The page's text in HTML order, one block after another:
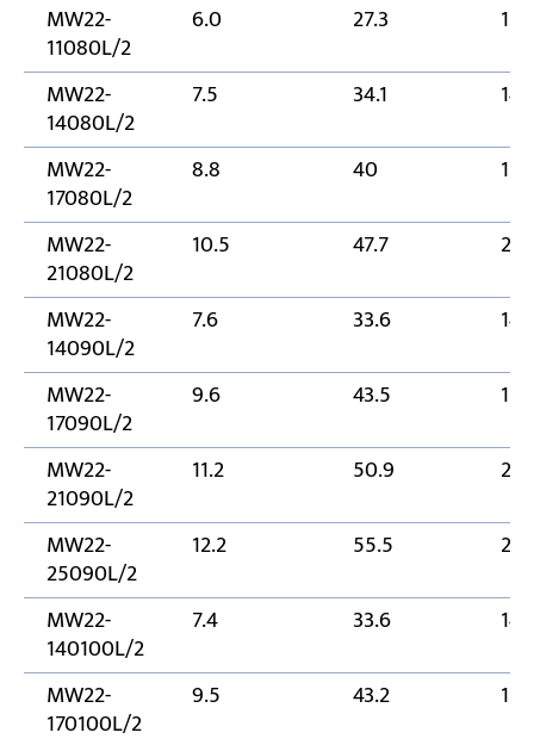
MW22-
11080L/2
6.0 27.3
MW22-
14080L/2
7.5 34.1
MW22-
17080L/2
8.8 40
MW22-
21080L/2
10.5 47.7
MW22-
14090L/2
7.6 33.6
MW22-
17090L/2
9.6 43.5
MW22-
21090L/2
11.2 50.9
MW22-
25090L/2
12.2 55.5
MW22-
140100L/2
7.4 33.6
MW22-
170100L/2
9.5 43.2